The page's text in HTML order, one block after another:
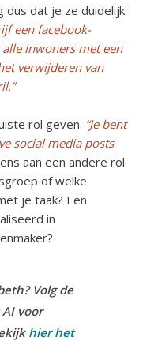
dus dat je ze duidelijk
een facebook-
inwoners met een
verwijderen van
rol geven. “Je bent
social media posts
aan een andere rol
of welke
je taak? Een
in
Volg de
voor
hier het